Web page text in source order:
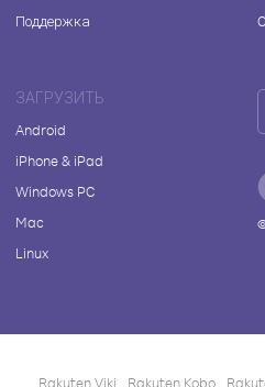
Поддержка
ЗАГРУЗИТЬ
Android
iPhone & iPad
Windows PC
Mac
Linux
Rakuten Viki Rakuten Kobo